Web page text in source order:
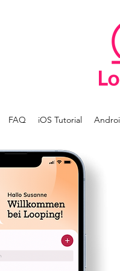
FAQ iOS Tutorial